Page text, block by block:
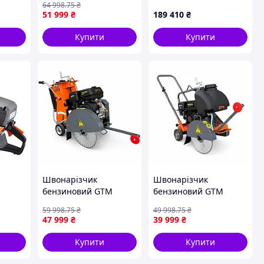
глибина різу 190 мм,
13 к. с.
51 999 ₴
64 998.75₴
Купити
189 410 ₴
Купити
кВт,
Швонарізчик
бензиновий GTM
глибина різу 140 мм,
13 к. с.
47 999 ₴
59 998.75₴
Купити
Швонарізчик
бензиновий GTM
глибина різу 110 мм,
6,5 к. с.
39 999 ₴
49 998.75₴
Купити